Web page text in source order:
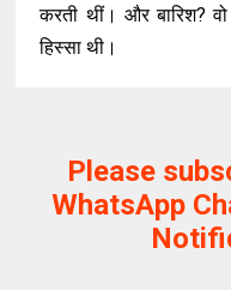
करती थीं। और बारिश?
हिस्सा थी।
Please
WhatsApp